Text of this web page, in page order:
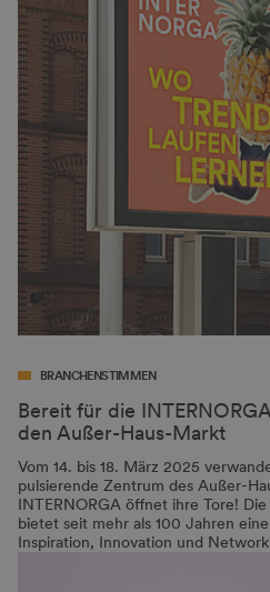
BRANCHENSTIMMEN
Bereit für die
den Außer-Haus-Markt
Vom 14. bis 18. März 2025
pulsierende Zentrum des Außer-
INTERNORGA öffnet ihre Tore!
bietet seit mehr als 100 Jahren
Inspiration, Innovation und